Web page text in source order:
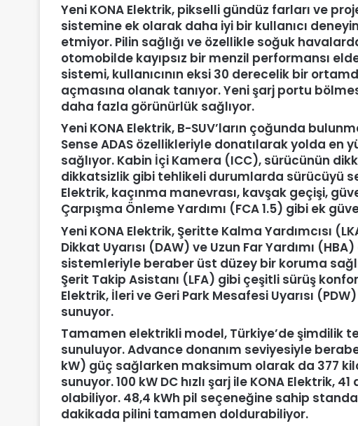
Yeni KONA Elektrik, pikselli gündüz farları ve
sistemine ek olarak daha iyi bir kullanıcı
etmiyor. Pilin sağlığı ve özellikle soğuk
otomobilde kayıpsız bir menzil performansı
sistemi, kullanıcının eksi 30 derecelik bir
açmasına olanak tanıyor. Yeni şarj portu
daha fazla görünürlük sağlıyor.
Yeni KONA Elektrik, B-SUV’ların çoğunda
Sense ADAS özellikleriyle donatılarak yolda en
sağlıyor. Kabin İçi Kamera (ICC), sürücünün
dikkatsizlik gibi tehlikeli durumlarda sürücüyü
Elektrik, kaçınma manevrası, kavşak geçişi,
Çarpışma Önleme Yardımı (FCA 1.5) gibi ek
Yeni KONA Elektrik, Şeritte Kalma Yardımcısı
Dikkat Uyarısı (DAW) ve Uzun Far Yardımı
sistemleriyle beraber üst düzey bir koruma
Şerit Takip Asistanı (LFA) gibi çeşitli sürüş
Elektrik, İleri ve Geri Park Mesafesi Uyarısı
sunuyor.
Tamamen elektrikli model, Türkiye’de şimdilik
sunuluyor.Advance donanım seviyesiyle
kW) güç sağlarken maksimum olarak da 377
sunuyor. 100 kW DC hızlı şarj ile KONA Elektrik,
olabiliyor. 48,4 kWh pil seçeneğine sahip
dakikada pilini tamamen doldurabiliyor.